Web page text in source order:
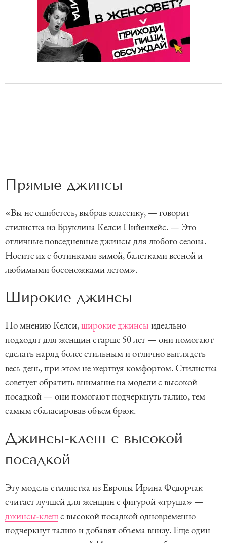
Прямые джинсы
«Вы не ошибетесь, выбрав классику, — говорит
стилистка из Бруклина Келси Нийенхейс. — Это
отличные повседневные джинсы для любого сезона.
Носите их с ботинками зимой, балетками весной и
любимыми босоножками летом».
Широкие джинсы
По мнению Келси,широкие джинсы идеально
подходят для женщин старше 50 лет — они помогают
сделать наряд более стильным и отлично выглядеть
весь день, при этом не жертвуя комфортом. Стилистка
советует обратить внимание на модели с высокой
посадкой — они помогают подчеркнуть талию, тем
самым сбаласировав объем брюк.
Джинсы-клеш с высокой
посадкой
Эту модель стилистка из Европы Ирина Федорчак
считает лучшей для женщин с фигурой «груша» —
джинсы-клешс высокой посадкой одновременно
подчеркнут талию и добавят объема внизу. Еще один